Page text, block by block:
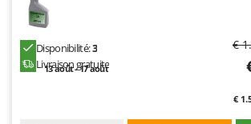
Santos
Disponibilité:3
Livraison gratuite
13 août - 17 août
€
€